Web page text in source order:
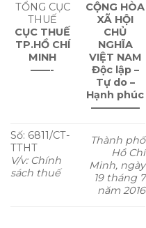
TỔNG CỤC
THUẾ
CỤC THUẾ
TP.HỒ CHÍ
MINH
——-
CỘNG HÒA
XÃ HỘI
CHỦ
NGHĨA
VIỆT NAM
Độc lập –
Tự do –
Hạnh phúc
—————
Số: 6811/CT-
TTHT
V/v: Chính
sách thuế
Thành phố
Hồ Chí
Minh, ngày
19 tháng 7
năm 2016